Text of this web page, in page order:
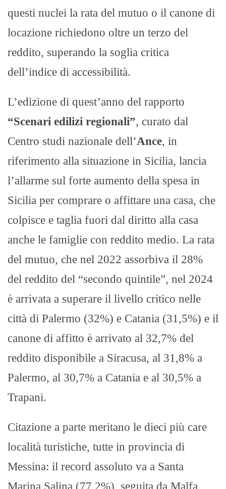
questi nuclei la rata del mutuo o il canone di
locazione richiedono oltre un terzo del
reddito, superando la soglia critica
dell’indice di accessibilità.
L’edizione di quest’anno del rapporto
“Scenari edilizi regionali”, curato dal
Centro studi nazionale dell’Ance, in
riferimento alla situazione in Sicilia, lancia
l’allarme sul forte aumento della spesa in
Sicilia per comprare o affittare una casa, che
colpisce e taglia fuori dal diritto alla casa
anche le famiglie con reddito medio. La rata
del mutuo, che nel 2022 assorbiva il 28%
del reddito del “secondo quintile”, nel 2024
è arrivata a superare il livello critico nelle
città di Palermo (32%) e Catania (31,5%) e il
canone di affitto è arrivato al 32,7% del
reddito disponibile a Siracusa, al 31,8% a
Palermo, al 30,7% a Catania e al 30,5% a
Trapani.
Citazione a parte meritano le dieci più care
località turistiche, tutte in provincia di
Messina: il record assoluto va a Santa
Marina Salina (77,2%), seguita da Malfa